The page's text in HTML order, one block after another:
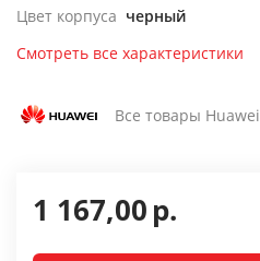
Цвет корпуса черный
Смотреть все характеристики
Все товары Huawei
1 167,00р.